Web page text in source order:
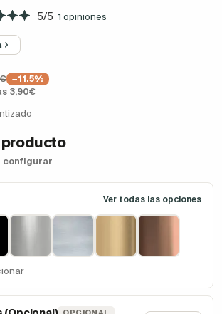
5/5 1 opiniones
−11.5%
3,90€
configurar
Ver todas las opciones